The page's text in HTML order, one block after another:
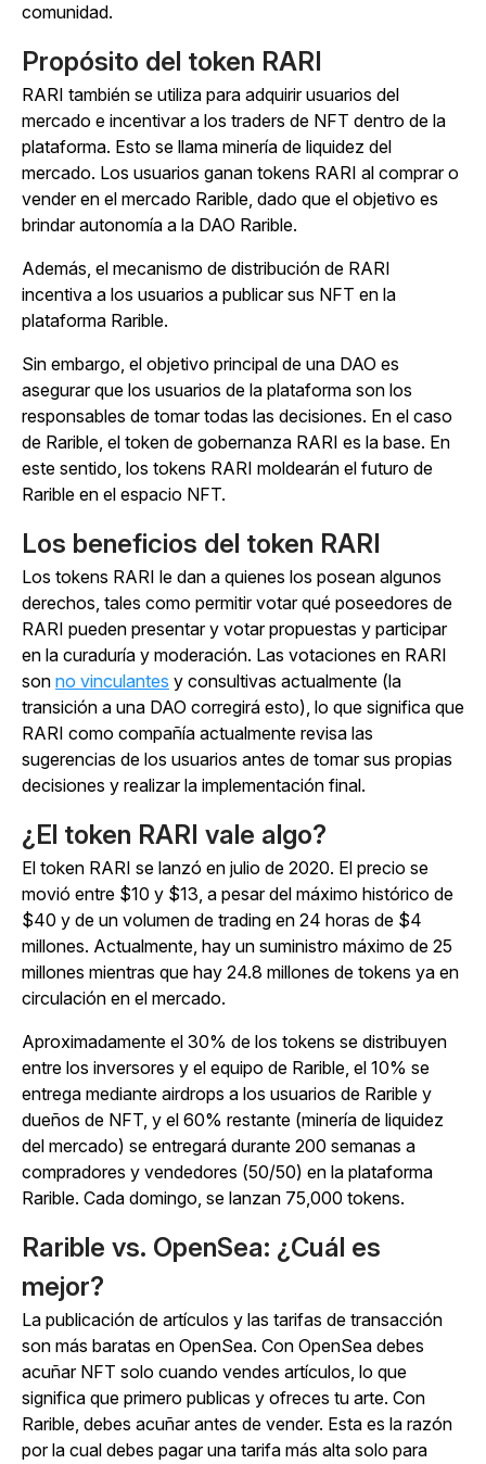
comunidad.
Propósito del token RARI
RARI también se utiliza para adquirir usuarios del
mercado e incentivar a los traders de NFT dentro de la
plataforma. Esto se llama minería de liquidez del
mercado. Los usuarios ganan tokens RARI al comprar o
vender en el mercado Rarible, dado que el objetivo es
brindar autonomía a la DAO Rarible.
Además, el mecanismo de distribución de RARI
incentiva a los usuarios a publicar sus NFT en la
plataforma Rarible.
Sin embargo, el objetivo principal de una DAO es
asegurar que los usuarios de la plataforma son los
responsables de tomar todas las decisiones. En el caso
de Rarible, el token de gobernanza RARI es la base. En
este sentido, los tokens RARI moldearán el futuro de
Rarible en el espacio NFT.
Los beneficios del token RARI
Los tokens RARI le dan a quienes los posean algunos
derechos, tales como permitir votar qué poseedores de
RARI pueden presentar y votar propuestas y participar
en la curaduría y moderación. Las votaciones en RARI
son no vinculantes y consultivas actualmente (la
transición a una DAO corregirá esto), lo que significa que
RARI como compañía actualmente revisa las
sugerencias de los usuarios antes de tomar sus propias
decisiones y realizar la implementación final.
¿El token RARI vale algo?
El token RARI se lanzó en julio de 2020. El precio se
movió entre $10 y $13, a pesar del máximo histórico de
$40 y de un volumen de trading en 24 horas de $4
millones. Actualmente, hay un suministro máximo de 25
millones mientras que hay 24.8 millones de tokens ya en
circulación en el mercado.
Aproximadamente el 30% de los tokens se distribuyen
entre los inversores y el equipo de Rarible, el 10% se
entrega mediante airdrops a los usuarios de Rarible y
dueños de NFT, y el 60% restante (minería de liquidez
del mercado) se entregará durante 200 semanas a
compradores y vendedores (50/50) en la plataforma
Rarible. Cada domingo, se lanzan 75,000 tokens.
Rarible vs. OpenSea: ¿Cuál es
mejor?
La publicación de artículos y las tarifas de transacción
son más baratas en OpenSea. Con OpenSea debes
acuñar NFT solo cuando vendes artículos, lo que
significa que primero publicas y ofreces tu arte. Con
Rarible, debes acuñar antes de vender. Esta es la razón
por la cual debes pagar una tarifa más alta solo para